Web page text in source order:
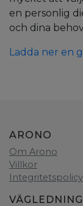
en personlig
och dina
Ladda ner en
ARONO
Om Arono
Villkor
Integritetspolicy
VÄGLEDNING